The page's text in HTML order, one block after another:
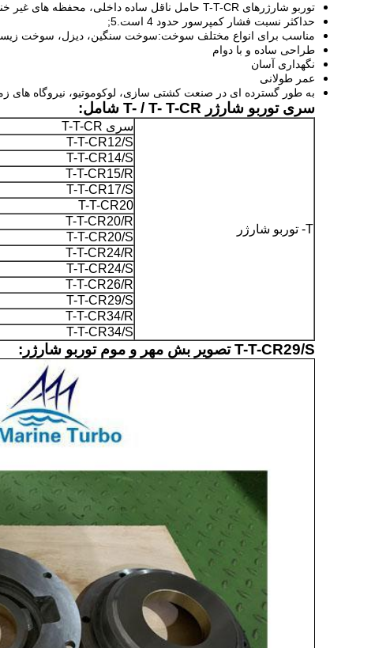
توربو شارژرهای T-T-CR حامل ناقل ساده داخلی، محفظه های غیر خنک شده و توسط سیستم روغن روان کننده موتور روان می شوند.
حداکثر نسبت فشار کمپرسور حدود 4 است.5;
مناسب برای انواع مختلف سوخت:سوخت سنگین، دیزل، سوخت
طراحی ساده و با دوام
نگهداری آسان
عمر طولانی
به طور گسترده ای در صنعت کشتی سازی، لوکوموتیو، نیروگاه های
سری توربو شارژر T- / T- T-CR شامل:
T- توربو شارژر
سری T-T-CR
T-T-CR12/S
T-T-CR14/S
T-T-CR15/R
T-T-CR17/S
T-T-CR20
T-T-CR20/R
T-T-CR20/S
T-T-CR24/R
T-T-CR24/S
T-T-CR26/R
T-T-CR29/S
T-T-CR34/R
T-T-CR34/S
T-T-CR29/S تصویر بش مهر و موم توربو شارژر: